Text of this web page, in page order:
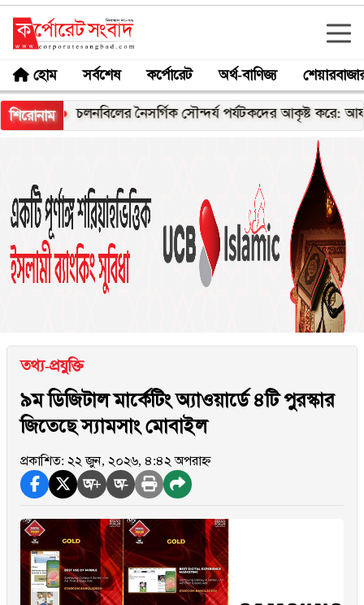
হোম সর্বশেষ কর্পোরেট অর্থ-বাণিজ্য
শিরোনাম
চলনবিলের নৈসর্গিক সৌন্দর্য পর্যটকদের আকৃষ্ট করে: আফরোজা
তথ্য-প্রযুক্তি
৯ম ডিজিটাল মার্কেটিং অ্যাওয়ার্ডে ৪টি পুরস্কার
জিতেছে স্যামসাং মোবাইল
প্রকাশিত: ২২ জুন, ২০২৬, ৪:৪২ অপরাহ্ন
অ+ অ-